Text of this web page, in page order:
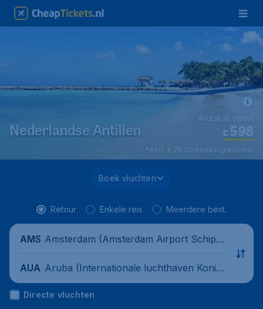
Nederlandse Antillen €598*
Aruba al vanaf
*excl. € 29,90 boekingskosten.
Boek vluchten
Retour Enkele reis Meerdere best.
AMS Amsterdam (Amsterdam Airport Schipho
AUA Aruba (Internationale luchthaven Koningi
n Beatrix), Aruba
Directe vluchten